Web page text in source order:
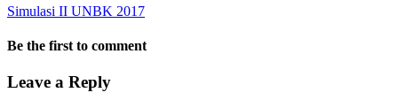
Simulasi II UNBK 2017
Be the first to comment
Leave a Reply